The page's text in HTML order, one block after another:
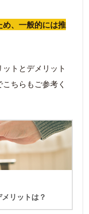
め、一般的には推
トとデメリット
ちらもご参考く
リットは？